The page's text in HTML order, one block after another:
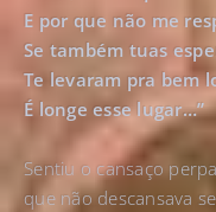
E por que não me
Se também tuas
Te levaram pra bem
É longe esse lugar…”
Sentiu o cansaço
que não descansava